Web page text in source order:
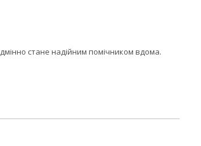
стане надійним помічником вдома.